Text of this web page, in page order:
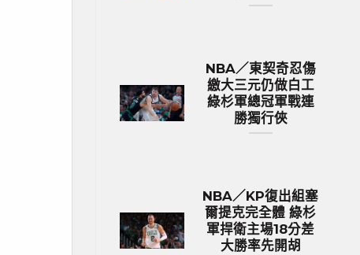
NBA／東契奇忍傷
繳大三元仍做白工
綠杉軍總冠軍戰連
勝獨行俠
NBA／KP復出組塞
爾提克完全體 綠杉
軍捍衛主場18分差
大勝率先開胡